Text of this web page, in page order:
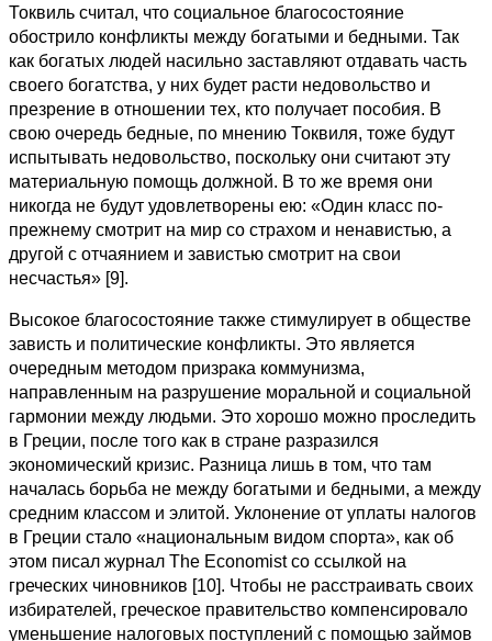
Токвиль считал, что социальное благосостояние
обострило конфликты между богатыми и бедными. Так
как богатых людей насильно заставляют отдавать часть
своего богатства, у них будет расти недовольство и
презрение в отношении тех, кто получает пособия. В
свою очередь бедные, по мнению Токвиля, тоже будут
испытывать недовольство, поскольку они считают эту
материальную помощь должной. В то же время они
никогда не будут удовлетворены ею: «Один класс по-
прежнему смотрит на мир со страхом и ненавистью, а
другой с отчаянием и завистью смотрит на свои
несчастья» [9].
Высокое благосостояние также стимулирует в обществе
зависть и политические конфликты. Это является
очередным методом призрака коммунизма,
направленным на разрушение моральной и социальной
гармонии между людьми. Это хорошо можно проследить
в Греции, после того как в стране разразился
экономический кризис. Разница лишь в том, что там
началась борьба не между богатыми и бедными, а между
средним классом и элитой. Уклонение от уплаты налогов
в Греции стало «национальным видом спорта», как об
этом писал журнал The Economist со ссылкой на
греческих чиновников [10]. Чтобы не расстраивать своих
избирателей, греческое правительство компенсировало
уменьшение налоговых поступлений с помощью займов